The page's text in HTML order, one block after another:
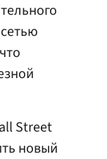
Street
новый